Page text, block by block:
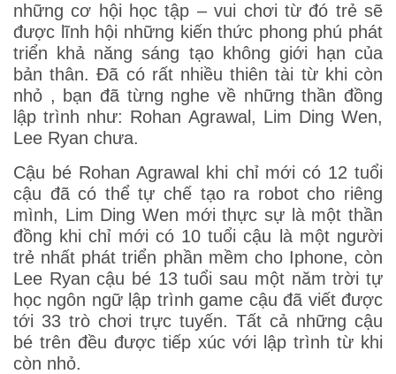
những cơ hội học tập – vui chơi từ đó trẻ sẽ
được lĩnh hội những kiến thức phong phú phát
triển khả năng sáng tạo không giới hạn của
bản thân. Đã có rất nhiều thiên tài từ khi còn
nhỏ , bạn đã từng nghe về những thần đồng
lập trình như: Rohan Agrawal, Lim Ding Wen,
Lee Ryan chưa.
Cậu bé Rohan Agrawal khi chỉ mới có 12 tuổi
cậu đã có thể tự chế tạo ra robot cho riêng
mình, Lim Ding Wen mới thực sự là một thần
đồng khi chỉ mới có 10 tuổi cậu là một người
trẻ nhất phát triển phần mềm cho Iphone, còn
Lee Ryan cậu bé 13 tuổi sau một năm trời tự
học ngôn ngữ lập trình game cậu đã viết được
tới 33 trò chơi trực tuyến. Tất cả những cậu
bé trên đều được tiếp xúc với lập trình từ khi
còn nhỏ.